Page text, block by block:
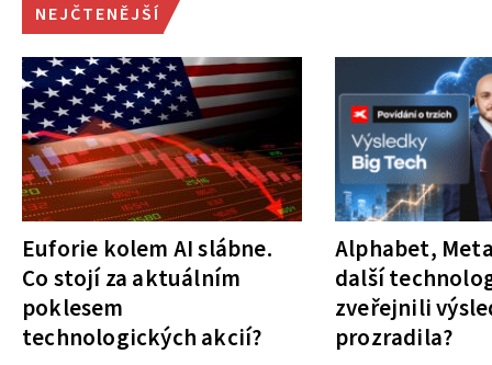
NEJČTENĚJŠÍ
Euforie kolem AI slábne.
Co stojí za aktuálním
poklesem
technologických akcií?
Alphabet,
další
zveřejnili
prozradila?